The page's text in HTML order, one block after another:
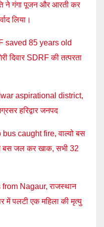
ने गंगा पूजन और आरती कर
लिया।
saved 85 years old
दिवार SDRF की तत्परता
aspirational district,
हरिद्वार जनपद
bus caught fire, वाल्वो बस
बस जल कर खाक, सभी 32
from Nagaur, राजस्थान
में पलटी एक महिला की मृत्यु